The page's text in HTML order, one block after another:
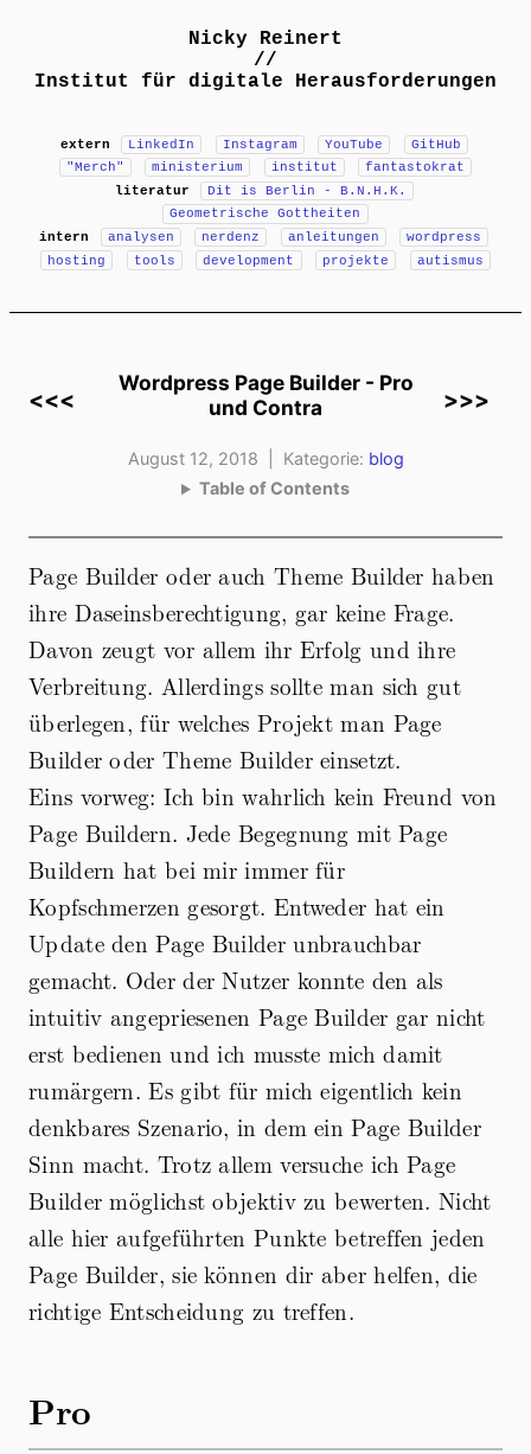
Nicky Reinert
//
Institut für digitale Herausforderungen
extern LinkedIn Instagram YouTube
GitHub
"Merch"
ministerium institut
fantastokrat
literatur
Dit is Berlin - B.N.H.K.
Geometrische Gottheiten
intern
analysen nerdenz anleitungen
wordpress
hosting
tools development projekte autismus
<<<
Wordpress Page Builder - Pro
und Contra
>>>
August 12, 2018 | Kategorie: blog
Table of Contents
Page Builder oder auch Theme Builder haben
ihre Daseinsberechtigung, gar keine Frage.
Davon zeugt vor allem ihr Erfolg und ihre
Verbreitung. Allerdings sollte man sich gut
überlegen, für welches Projekt man Page
Builder oder Theme Builder einsetzt.
Eins vorweg: Ich bin wahrlich kein Freund von
Page Buildern. Jede Begegnung mit Page
Buildern hat bei mir immer für
Kopfschmerzen gesorgt. Entweder hat ein
Update den Page Builder unbrauchbar
gemacht. Oder der Nutzer konnte den als
intuitiv angepriesenen Page Builder gar nicht
erst bedienen und ich musste mich damit
rumärgern. Es gibt für mich eigentlich kein
denkbares Szenario, in dem ein Page Builder
Sinn macht. Trotz allem versuche ich Page
Builder möglichst objektiv zu bewerten. Nicht
alle hier aufgeführten Punkte betreffen jeden
Page Builder, sie können dir aber helfen, die
richtige Entscheidung zu treffen.
Pro